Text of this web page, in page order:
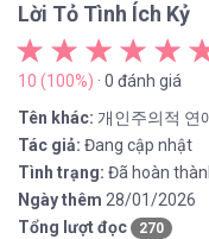
Lời Tỏ Tình Ích Kỷ
10 (100%) · 0 đánh giá
Tên khác: 개인주의적 연
Tác giả: Đang cập nhật
Tình trạng: Đã hoàn
Ngày thêm 28/01/2026
Tổng lượt đọc
270